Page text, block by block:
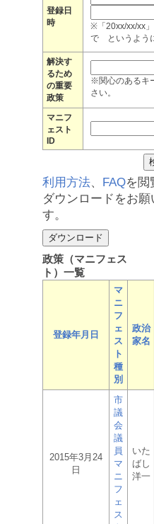
登録日
時
※「20xx/xx/xx
で というよう
解決す
るため
の重要
政策
※関心のあるキ
さい。
マニフ
ェスト
ID
利用方法、 FAQを閲
ダウンロードをお願
す。
政策（マニフェス
ト）一覧
登録年月日
マ
ニ
フ
ェ
ス
ト
種
別
政治
家名
2015年3月24
日
市
議
会
議
員
マ
ニ
フ
ェ
ス
いた
ばし
洋一